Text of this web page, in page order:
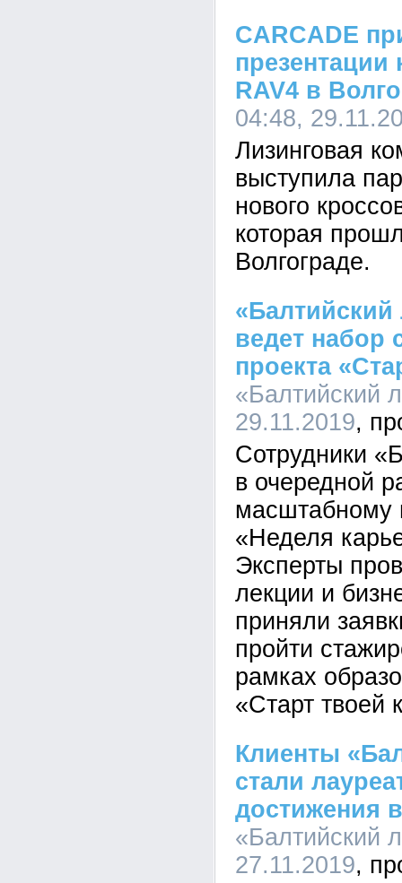
CARCADE
презентации
RAV4 в
04:48,
Лизинговая
выступила
нового
которая
Волгограде.
«Балтийский
ведет набор
проекта
«Балтийский
29.11.2019
Сотрудники
в очередной
масштабному
«Неделя
Эксперты
лекции и
приняли
пройти
рамках
«Старт твоей
Клиенты
стали
достижения
«Балтийский
27.11.2019